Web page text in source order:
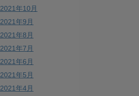
2021年10月
2021年9月
2021年8月
2021年7月
2021年6月
2021年5月
2021年4月